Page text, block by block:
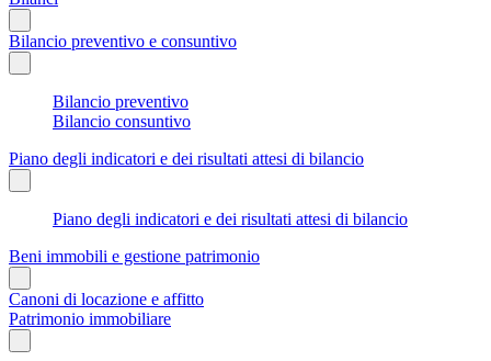
Bilancio preventivo e consuntivo
Bilancio preventivo
Bilancio consuntivo
Piano degli indicatori e dei risultati attesi di bilancio
Piano degli indicatori e dei risultati attesi di bilancio
Beni immobili e gestione patrimonio
Canoni di locazione e affitto
Patrimonio immobiliare